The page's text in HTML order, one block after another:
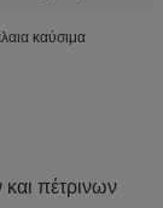
καύσιμα
πέτρινων